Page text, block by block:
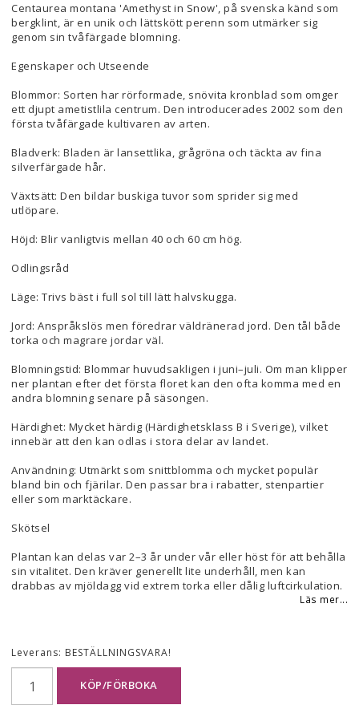
Centaurea montana 'Amethyst in Snow', på svenska känd som
bergklint, är en unik och lättskött perenn som utmärker sig
genom sin tvåfärgade blomning.
Egenskaper och Utseende
Blommor: Sorten har rörformade, snövita kronblad som omger
ett djupt ametistlila centrum. Den introducerades 2002 som den
första tvåfärgade kultivaren av arten.
Bladverk: Bladen är lansettlika, grågröna och täckta av fina
silverfärgade hår.
Växtsätt: Den bildar buskiga tuvor som sprider sig med
utlöpare.
Höjd: Blir vanligtvis mellan 40 och 60 cm hög.
Odlingsråd
Läge: Trivs bäst i full sol till lätt halvskugga.
Jord: Anspråkslös men föredrar väldränerad jord. Den tål både
torka och magrare jordar väl.
Blomningstid: Blommar huvudsakligen i juni–juli. Om man klipper
ner plantan efter det första floret kan den ofta komma med en
andra blomning senare på säsongen.
Härdighet: Mycket härdig (Härdighetsklass B i Sverige), vilket
innebär att den kan odlas i stora delar av landet.
Användning: Utmärkt som snittblomma och mycket populär
bland bin och fjärilar. Den passar bra i rabatter, stenpartier
eller som marktäckare.
Skötsel
Plantan kan delas var 2–3 år under vår eller höst för att behålla
sin vitalitet. Den kräver generellt lite underhåll, men kan
drabbas av mjöldagg vid extrem torka eller dålig luftcirkulation.
Läs mer...
Leverans: BESTÄLLNINGSVARA!
KÖP/FÖRBOKA